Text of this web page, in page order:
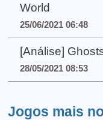
World
25/06/2021 06:48
[Análise]
28/05/2021 08:53
Jogos mais